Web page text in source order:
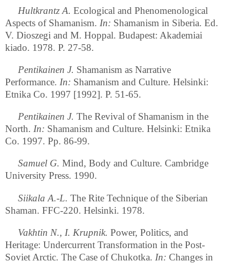
Hultkrantz A. Ecological and Phenomenological
Aspects of Shamanism. In: Shamanism in Siberia. Ed.
V. Dioszegi and M. Hoppal. Budapest: Akademiai
kiado. 1978. P. 27-58.
Pentikainen J. Shamanism as Narrative
Performance. In: Shamanism and Culture. Helsinki:
Etnika Co. 1997 [1992]. P. 51-65.
Pentikainen J. The Revival of Shamanism in the
North. In: Shamanism and Culture. Helsinki: Etnika
Co. 1997. Pp. 86-99.
Samuel G. Mind, Body and Culture. Cambridge
University Press. 1990.
Siikala A.-L. The Rite Technique of the Siberian
Shaman. FFC-220. Helsinki. 1978.
Vakhtin N., I. Krupnik. Power, Politics, and
Heritage: Undercurrent Transformation in the Post-
Soviet Arctic. The Case of Chukotka. In: Changes in